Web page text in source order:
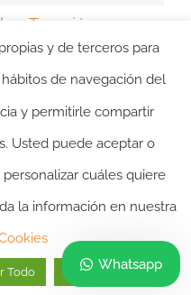
Tasación para
en Madrid
|
LEGAL
y de terceros para
de navegación del
y permitirle compartir
Usted puede aceptar o
cuáles quiere
la información en nuestra
Todo Personalizar
Whatsapp